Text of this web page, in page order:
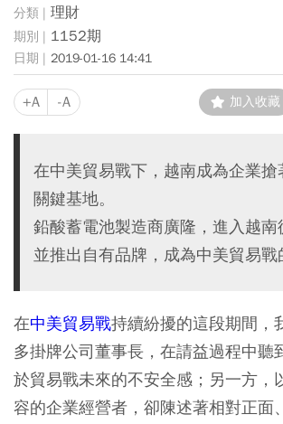
理財
1152期
2019-01-16 14:41
+A -A 加入收藏
在中美貿易戰下，越南成為企業搶
關鍵基地。
鉛酸蓄電池製造商廣隆，進入越南
並推出自有品牌，成為中美貿易戰
在中美貿易戰持續紛擾的這段期間，
多掛牌公司董事長，在請益過程中聽
於貿易戰未來的不安全感；另一方，
容的企業經營者，卻陳述著相對正面